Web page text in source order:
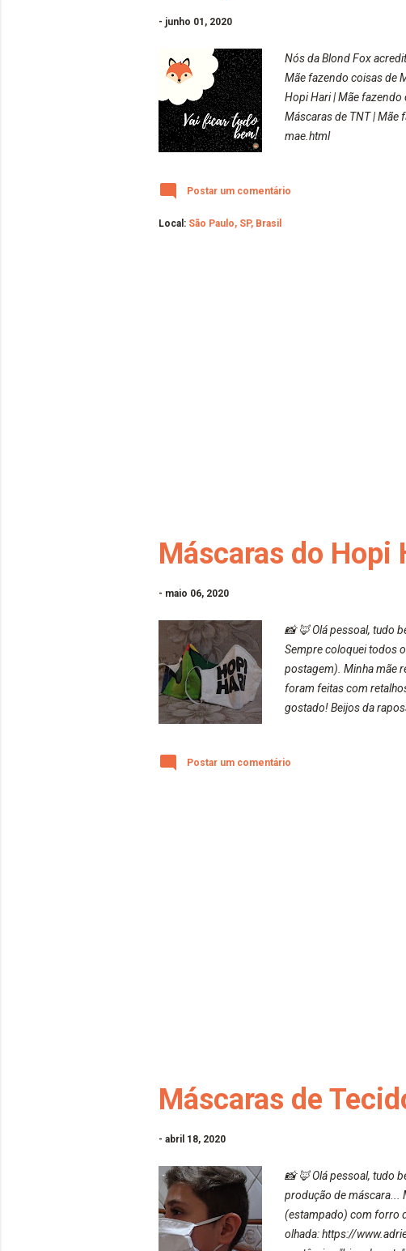
- junho 01, 2020
Nós da Blond Fox
Mãe fazendo coisas de
Hopi Hari | Mãe
Máscaras de TNT |
mae.html
Postar um comentário
Local: São Paulo, SP, Brasil
Máscaras do Hopi
- maio 06, 2020
📸 🦊 Olá pessoal, tudo
Sempre coloquei todos
postagem). Minha mãe
foram feitas com
gostado! Beijos da
Postar um comentário
Máscaras de
- abril 18, 2020
📸 🦊 Olá pessoal, tudo
produção de máscara...
(estampado) com forro
olhada: https://